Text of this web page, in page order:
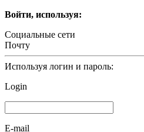
Войти, используя:
Социальные сети
Почту
Используя логин и пароль:
Login
E-mail